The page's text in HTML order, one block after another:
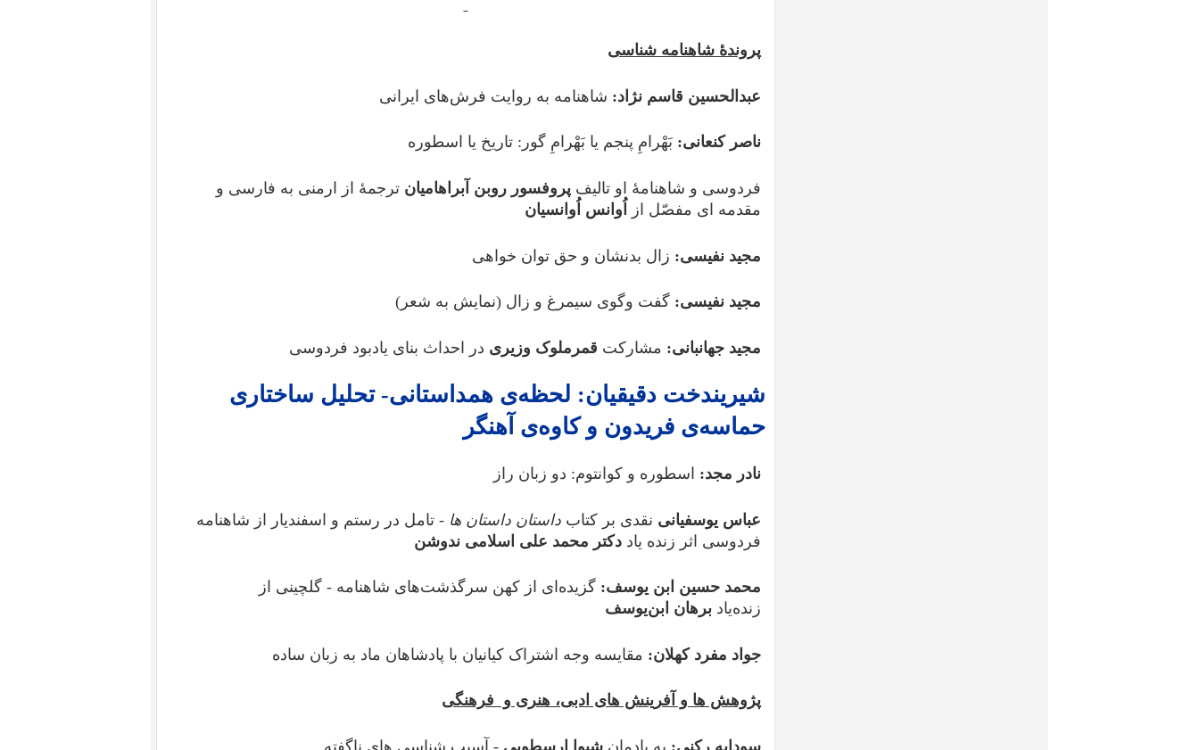
پروندۀ شاهنامه شناسی
عبدالحسین قاسم نژاد: شاهنامه به روایت فرش‌های ایرانی
ناصر کنعانی: بَهْرامِ پنجم یا بَهْرامِ گور: تاریخ یا اسطوره
فردوسی و شاهنامۀ او تالیف پروفسور روبن آبراهامیان ترجمۀ از ارمنی به فارسی و
مقدمه ای مفصّل از
اُوانس اُوانسیان
مجید نفیسی: زال بدنشان و حق توان خواهی
مجید نفیسی: گفت وگوی سیمرغ و زال (نمایش به شعر)
مجید جهانبانی: مشارکت قمرملوک وزیری در احداث بنای یادبود فردوسی
شیریندخت دقیقیان: لحظه‌ی همداستانی- تحلیل ساختاری
حماسه‌ی فریدون و کاوه‌ی آهنگر
نادر مجد: اسطوره و کوانتوم: دو زبان راز
عباس یوسفیانی نقدی بر کتاب داستان داستان ها - تامل در رستم و اسفندیار از شاهنامه
فردوسی اثر زنده یاد دکتر محمد علی اسلامی ندوشن
محمد حسین ابن یوسف: گزیده‌ای از کهن سرگذشت‌های شاهنامه - گلچینی از
زنده‌یاد برهان ابن‌یوسف
جواد مفرد کهلان: مقایسه وجه اشتراک کیانیان با پادشاهان ماد به زبان ساده
پژوهش ها و آفرینش های ادبی، هنری و فرهنگی